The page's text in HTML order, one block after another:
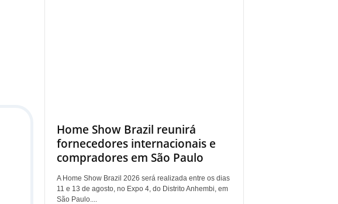
Home Show Brazil reunirá
fornecedores internacionais e
compradores em São Paulo
A Home Show Brazil 2026 será realizada entre os dias
11 e 13 de agosto, no Expo 4, do Distrito Anhembi, em
São Paulo....